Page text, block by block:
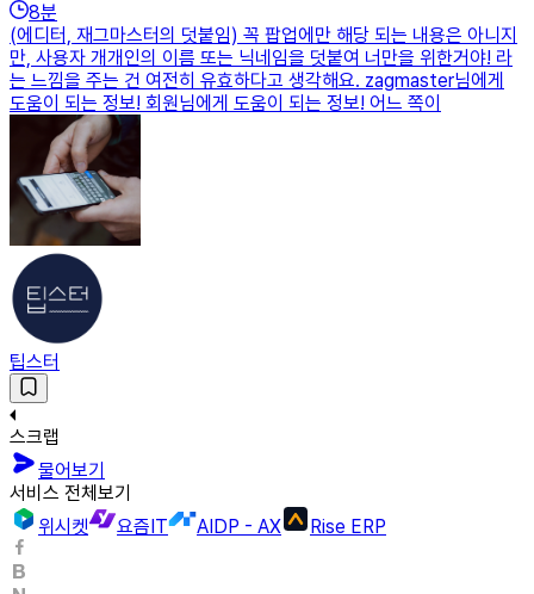
8분
(에디터, 재그마스터의 덧붙임) 꼭 팝업에만 해당 되는 내용은 아니지
만, 사용자 개개인의 이름 또는 닉네임을 덧붙여 너만을 위한거야! 라
는 느낌을 주는 건 여전히 유효하다고 생각해요. zagmaster님에게
도움이 되는 정보! 회원님에게 도움이 되는 정보! 어느 쪽이
팁스터
스크랩
물어보기
서비스 전체보기
위시켓
요즘IT AIDP - AX Rise ERP